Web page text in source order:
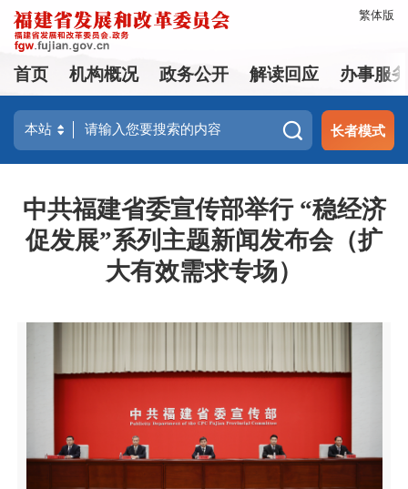
繁体版
首页 机构概况 政务公开 解读回应 办事服
长者模式
中共福建省委宣传部举行 “稳经济
促发展”系列主题新闻发布会（扩
大有效需求专场）